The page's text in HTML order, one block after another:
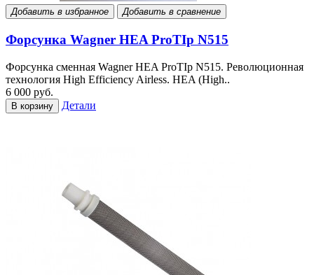
Добавить в избранное Добавить в сравнение
Форсунка Wagner HEA ProTIp N515
Форсунка сменная Wagner HEA ProTIp N515. Революционная
технология High Efficiency Airless. HEA (High..
6 000 руб.
В корзину Детали